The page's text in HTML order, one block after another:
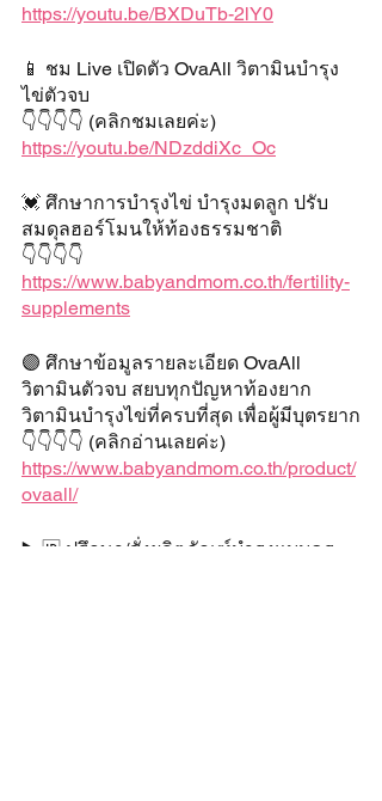
https://youtu.be/BXDuTb-2lY0
📱 ชม Live เปิดตัว OvaAll วิตามินบำรุง
ไข่ตัวจบ
👇👇👇👇 (คลิกชมเลยค่ะ)
https://youtu.be/NDzddiXc_Oc
💓 ศึกษาการบำรุงไข่ บำรุงมดลูก ปรับ
สมดุลฮอร์โมนให้ท้องธรรมชาติ
👇👇👇👇
https://www.babyandmom.co.th/fertility-
supplements
🟣 ศึก​ษาข้อมูล​รายละเอียด​ OvaAll
วิตามิน​ตัวจบ สยบ​ทุก​ปั​ญหาท้องยาก​
วิตามิน​บำรุงไข่​ที่ครบที่สุด เพื่อผู้​มีบุตรยาก​
👇👇👇👇 (คลิกอ่านเลยค่ะ)
https://www.babyandmom.co.th/product/
ovaall/
▶️ 🆔 ปรึกษา/สั่งผลิตภัณฑ์บำรุงแบบครู